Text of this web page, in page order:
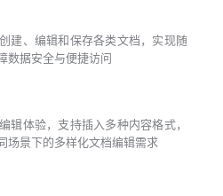
建、编辑和保存各类文档，实现随
数据安全与便捷访问
辑体验，支持插入多种内容格式，
场景下的多样化文档编辑需求